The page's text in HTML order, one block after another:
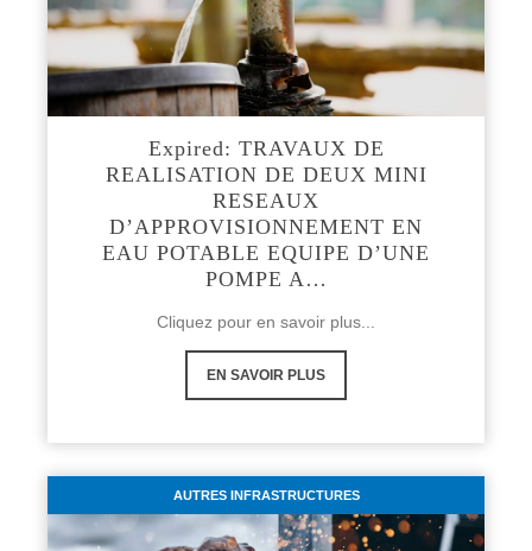
Expired: TRAVAUX DE
REALISATION DE DEUX MINI
RESEAUX
D’APPROVISIONNEMENT EN
EAU POTABLE EQUIPE D’UNE
POMPE A…
Cliquez pour en savoir plus...
EN SAVOIR PLUS
AUTRES INFRASTRUCTURES